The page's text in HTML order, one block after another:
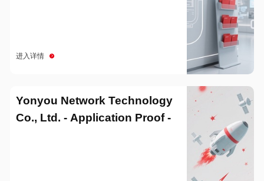
进入详情
Yonyou Network Technology
Co., Ltd. - Application Proof -